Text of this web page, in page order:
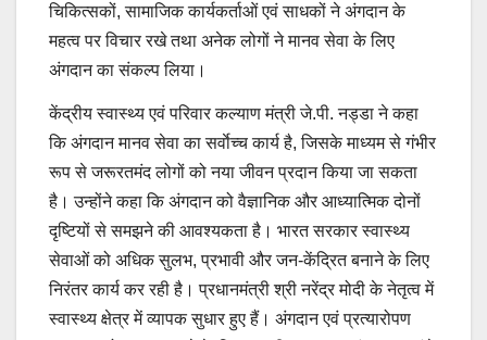
चिकित्सकों, सामाजिक कार्यकर्ताओं एवं साधकों ने अंगदान के
महत्व पर विचार रखे तथा अनेक लोगों ने मानव सेवा के लिए
अंगदान का संकल्प लिया।
केंद्रीय स्वास्थ्य एवं परिवार कल्याण मंत्री जे.पी. नड्डा ने कहा
कि अंगदान मानव सेवा का सर्वाेच्च कार्य है, जिसके माध्यम से गंभीर
रूप से जरूरतमंद लोगों को नया जीवन प्रदान किया जा सकता
है। उन्होंने कहा कि अंगदान को वैज्ञानिक और आध्यात्मिक दोनों
दृष्टियों से समझने की आवश्यकता है। भारत सरकार स्वास्थ्य
सेवाओं को अधिक सुलभ, प्रभावी और जन-केंद्रित बनाने के लिए
निरंतर कार्य कर रही है। प्रधानमंत्री श्री नरेंद्र मोदी के नेतृत्व में
स्वास्थ्य क्षेत्र में व्यापक सुधार हुए हैं। अंगदान एवं प्रत्यारोपण